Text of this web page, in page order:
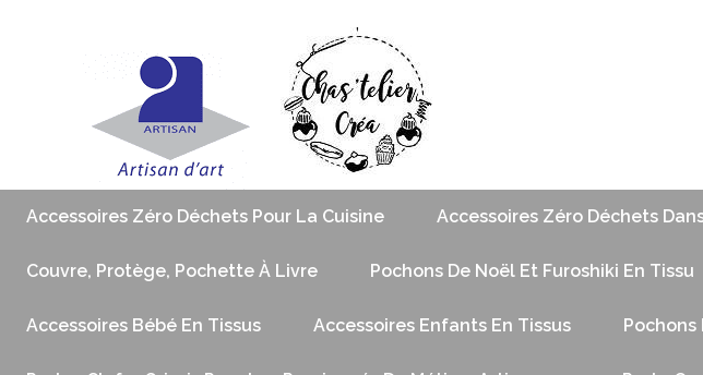
Accessoires Zéro Déchets Pour La Cuisine Accessoires Zéro Déchets
Couvre, Protège, Pochette À Livre Pochons De Noël Et Furoshiki En Tissu
Accessoires Bébé En Tissus Accessoires Enfants En Tissus Pochons